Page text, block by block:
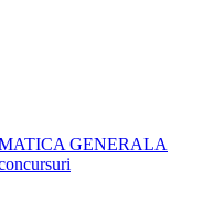
GENERALA